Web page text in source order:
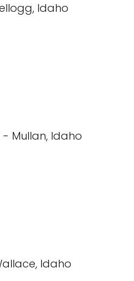
Idaho
- Mullan, Idaho
Idaho